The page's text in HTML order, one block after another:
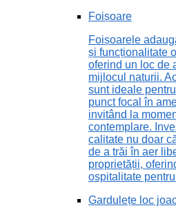
Foișoare
Foișoarele
și funcționalitate
oferind un loc de
mijlocul naturii.
sunt ideale
punct focal în
invitând la
contemplare.
calitate nu doar
de a trăi în aer
proprietății,
ospitalitate
Gardulețe loc